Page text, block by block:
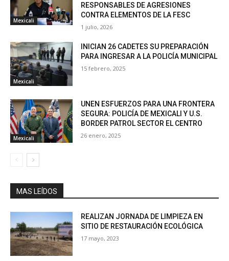
Mexicali
RESPONSABLES DE AGRESIONES
CONTRA ELEMENTOS DE LA FESC
1 julio, 2026
Mexicali
INICIAN 26 CADETES SU PREPARACIÓN
PARA INGRESAR A LA POLICÍA MUNICIPAL
15 febrero, 2025
Mexicali
UNEN ESFUERZOS PARA UNA FRONTERA
SEGURA: POLICÍA DE MEXICALI Y U.S.
BORDER PATROL SECTOR EL CENTRO
26 enero, 2025
MAS LEÍDOS
REALIZAN JORNADA DE LIMPIEZA EN
SITIO DE RESTAURACIÓN ECOLÓGICA
17 mayo, 2023